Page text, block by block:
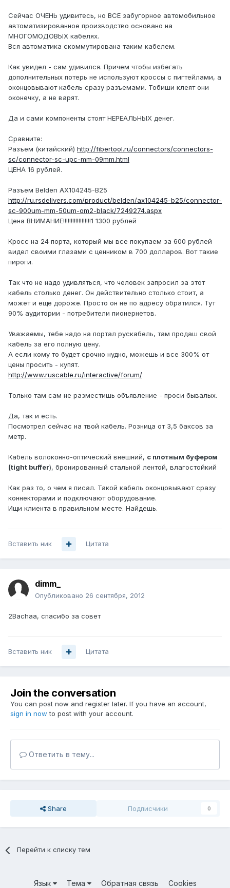
Сейчаc ОЧЕНЬ удивитесь, но ВСЕ забугорное автомобильное
автоматизированное производство основано на
МНОГОМОДОВЫХ кабелях.
Вся автоматика скоммутирована таким кабелем.
Как увидел - сам удивился. Причем чтобы избегать
дополнительных потерь не используют кроссы с пигтейлами, а
оконцовывают кабель сразу разъемами. Тобиши клеят они
оконечку, а не варят.
Да и сами компоненты стоят НЕРЕАЛЬНЫХ денег.
Сравните:
Разъем (китайский) http://fibertool.ru/connectors/connectors-
sc/connector-sc-upc-mm-09mm.html
ЦЕНА 16 рублей.
Разъем Belden AX104245-B25
http://ru.rsdelivers.com/product/belden/ax104245-b25/connector-
sc-900um-mm-50um-om2-black/7249274.aspx
Цена ВНИМАНИЕ!!!!!!!!!!!!!!!!!!1 1300 рублей
Кросс на 24 порта, который мы все покупаем за 600 рублей
видел своими глазами с ценником в 700 долларов. Вот такие
пироги.
Так что не надо удивляться, что человек запросил за этот
кабель столько денег. Он действительно столько стоит, а
может и еще дороже. Просто он не по адресу обратился. Тут
90% аудитории - потребители пионернетов.
Уважаемы, тебе надо на портал рускабель, там продаш свой
кабель за его полную цену.
А если кому то будет срочно нудно, можешь и все 300% от
цены просить - купят.
http://www.ruscable.ru/interactive/forum/
Только там сам не разместишь объявление - проси бывалых.
Да, так и есть.
Посмотрел сейчас на твой кабель. Розница от 3,5 баксов за
метр.
Кабель волоконно-оптический внешний, с плотным буфером
(tight buffer), бронированный стальной лентой, влагостойкий
Как раз то, о чем я писал. Такой кабель оконцовывают сразу
коннекторами и подключают оборудование.
Ищи клиента в правильном месте. Найдешь.
Вставить ник Цитата
dimm_
Опубликовано 26 сентября, 2012
2Bachaa, спасибо за совет
Вставить ник Цитата
Join the conversation
You can post now and register later. If you have an account,
sign in now to post with your account.
Ответить в тему...
Share Подписчики 0
Перейти к списку тем
Язык Тема Обратная связь Cookies